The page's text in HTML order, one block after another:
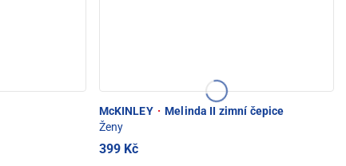
McKINLEY · Melinda II zimní čepice
Ženy
399 Kč